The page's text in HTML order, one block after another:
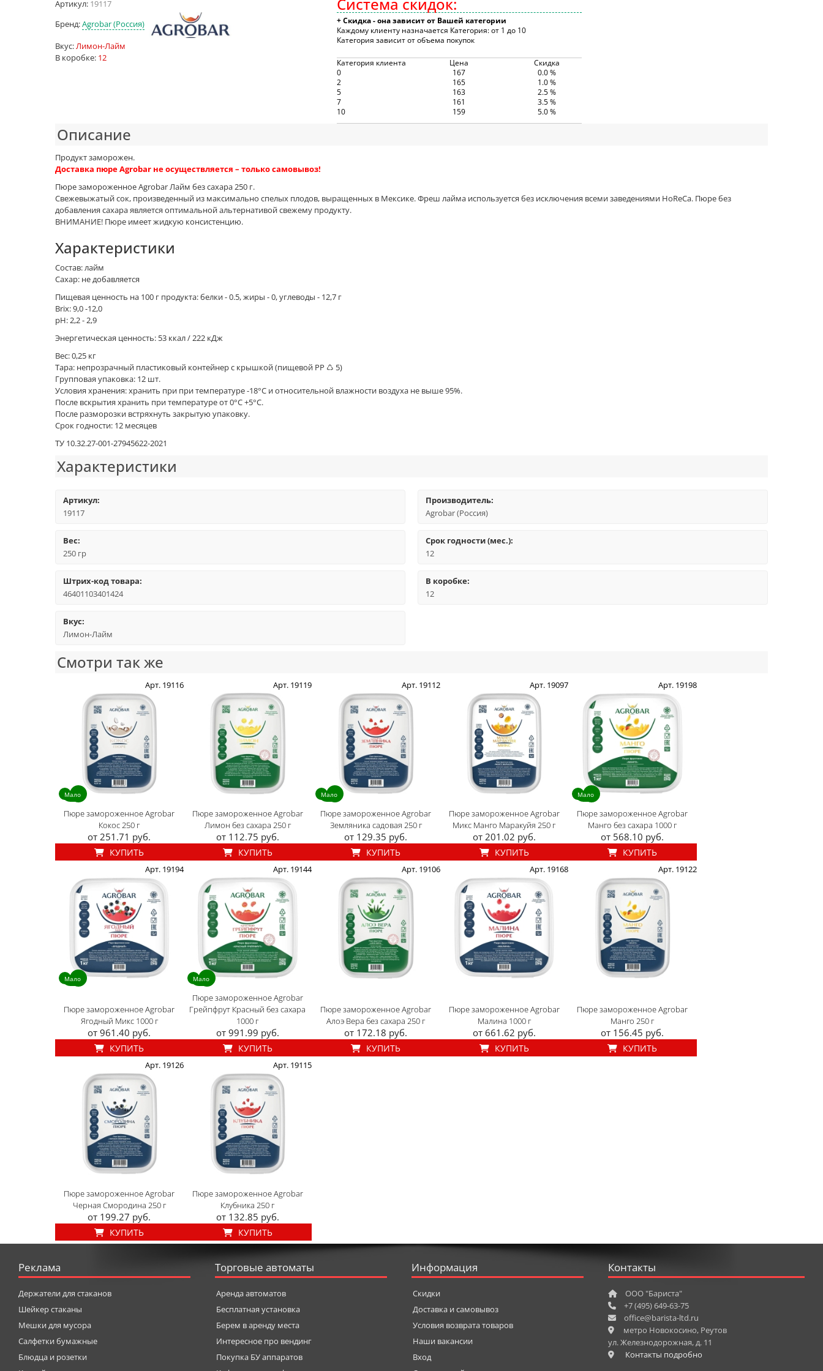
Артикул: 19117
Бренд:Agrobar (Россия)
Вкус:Лимон-Лайм
В коробке: 12
+ Скидка - она зависит от Вашей категории
Каждому клиенту назначается Категория: от 1 до 10
Категория зависит от объема покупок
Категория клиента Цена
Скидка
0
167
0.0 %
2
165
1.0 %
5
163
2.5 %
7
161
3.5 %
10
159 5.0 %
Описание
Продукт заморожен.
Доставка пюре Agrobar не осуществляется – только самовывоз!
Пюре замороженное Agrobar Лайм без сахара 250 г.
Свежевыжатый сок, произведенный из максимально спелых плодов, выращенных в Мексике. Фреш лайма используется без исключения всеми заведениями HoReCa. Пюре без
добавления сахара является оптимальной альтернативой свежему продукту.
ВНИМАНИЕ! Пюре имеет жидкую консистенцию.
Характеристики
Состав: лайм
Сахар: не добавляется
Пищевая ценность на 100 г продукта: белки - 0.5, жиры - 0, углеводы - 12,7 г
Brix: 9,0 -12,0
pH: 2,2 - 2,9
Энергетическая ценность: 53 ккал / 222 кДж
Вес: 0,25 кг
Тара: непрозрачный пластиковый контейнер с крышкой (пищевой PP ♺ 5)
Групповая упаковка: 12 шт.
Условия хранения: хранить при при температуре -18°C и относительной влажности воздуха не выше 95%.
После вскрытия хранить при температуре от 0°С +5°С.
После разморозки встряхнуть закрытую упаковку.
Срок годности: 12 месяцев
ТУ 10.32.27-001-27945622-2021
Характеристики
Артикул:
19117
Производитель:
Agrobar (Россия)
Вес:
250 гр
Срок годности (мес.):
12
Штрих-код товара:
46401103401424
В коробке:
12
Вкус:
Лимон-Лайм
Смотри так же
Мало
Арт. 19116
Пюре замороженное Agrobar
Кокос 250 г
от 251.71 руб.
КУПИТЬ
Арт. 19119
Пюре замороженное Agrobar
Лимон без сахара 250 г
от 112.75 руб.
КУПИТЬ
Мало
Арт. 19112
Пюре замороженное Agrobar
Земляника садовая 250 г
от 129.35 руб.
КУПИТЬ
Арт. 19097
Пюре замороженное Agrobar
Микс Манго Маракуйя 250 г
от 201.02 руб.
КУПИТЬ
Мало
Арт. 19198
Пюре замороженное Agrobar
Манго без сахара 1000 г
от 568.10 руб.
КУПИТЬ
Мало
Арт. 19194
Пюре замороженное Agrobar
Ягодный Микс 1000 г
от 961.40 руб.
КУПИТЬ
Мало
Арт. 19144
Пюре замороженное Agrobar
Грейпфрут Красный без сахара
1000 г
от 991.99 руб.
КУПИТЬ
Арт. 19106
Пюре замороженное Agrobar
Алоэ Вера без сахара 250 г
от 172.18 руб.
КУПИТЬ
Арт. 19168
Пюре замороженное Agrobar
Малина 1000 г
от 661.62 руб.
КУПИТЬ
Арт. 19122
Пюре замороженное Agrobar
Манго 250 г
от 156.45 руб.
КУПИТЬ
Арт. 19126
Пюре замороженное Agrobar
Черная Смородина 250 г
от 199.27 руб.
КУПИТЬ
Арт. 19115
Пюре замороженное Agrobar
Клубника 250 г
от 132.85 руб.
КУПИТЬ
Реклама
Держатели для стаканов
Шейкер стаканы
Мешки для мусора
Салфетки бумажные
Блюдца и розетки
Торговые автоматы
Аренда автоматов
Бесплатная установка
Берем в аренду места
Интересное про вендинг
Покупка БУ аппаратов
Информация
Скидки
Доставка и самовывоз
Условия возврата товаров
Наши вакансии
Вход
Контакты
ООО "Бариста"
+7 (495) 649-63-75
office@barista-ltd.ru
метро Новокосино, Реутов
ул. Железнодорожная, д. 11
Контакты подробно